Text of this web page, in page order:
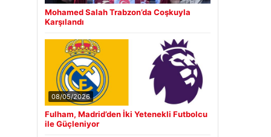
Mohamed Salah Trabzon’da Coşkuyla
Karşılandı
08/05/2026
Fulham, Madrid’den İki Yetenekli Futbolcu
ile Güçleniyor